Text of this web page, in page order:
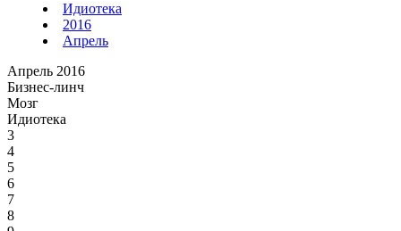
Идиотека
2016
Апрель
Апрель 2016
Бизнес-линч
Мозг
Идиотека
3
4
5
6
7
8